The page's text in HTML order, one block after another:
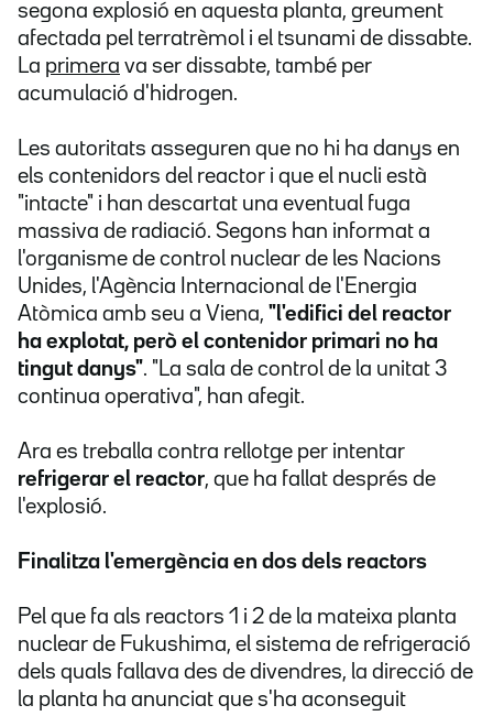
segona explosió en aquesta planta, greument
afectada pel terratrèmol i el tsunami de dissabte.
La primera va ser dissabte, també per
acumulació d'hidrogen.
Les autoritats asseguren que no hi ha danys en
els contenidors del reactor i que el nucli està
"intacte" i han descartat una eventual fuga
massiva de radiació. Segons han informat a
l'organisme de control nuclear de les Nacions
Unides, l'Agència Internacional de l'Energia
Atòmica amb seu a Viena, "l'edifici del reactor
ha explotat, però el contenidor primari no ha
tingut danys". "La sala de control de la unitat 3
continua operativa", han afegit.
Ara es treballa contra rellotge per intentar
refrigerar el reactor, que ha fallat després de
l'explosió.
Finalitza l'emergència en dos dels reactors
Pel que fa als reactors 1 i 2 de la mateixa planta
nuclear de Fukushima, el sistema de refrigeració
dels quals fallava des de divendres, la direcció de
la planta ha anunciat que s'ha aconseguit